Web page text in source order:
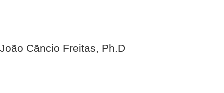
João Cãncio Freitas, Ph.D